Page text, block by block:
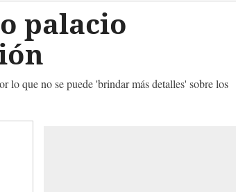
palacio
lo que no se puede 'brindar más detalles' sobre los